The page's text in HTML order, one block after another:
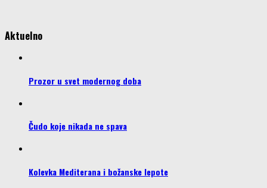
Aktuelno
Prozor u svet modernog doba
Čudo koje nikada ne spava
Kolevka Mediterana i božanske lepote